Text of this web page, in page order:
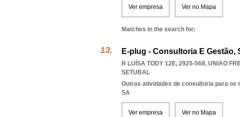
Ver empresa Ver no Mapa
Matches in the search for:
E-plug - Consultoria E Gestão,
R LUÍSA TODY 12E, 2925-568, UNIAO
SETUBAL
Outras atividades de consultoria para os
SA
Ver empresa Ver no Mapa